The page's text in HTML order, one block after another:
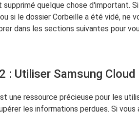
quelque chose d'important.
si le dossier Corbeille a été vidé, ne
dans les sections suivantes pour
: Utiliser Samsung Cloud
une ressource précieuse pour les
les informations perdues. Si vous